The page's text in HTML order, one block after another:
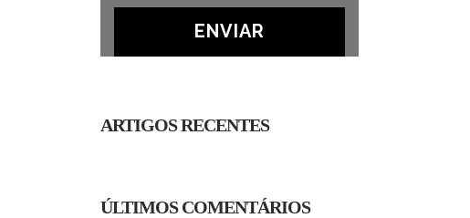
ARTIGOS RECENTES
ÚLTIMOS COMENTÁRIOS